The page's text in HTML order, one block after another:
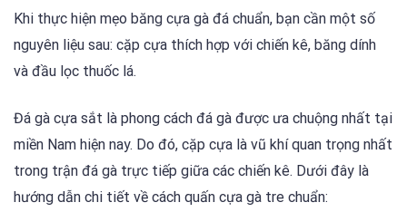
Khi thực hiện mẹo băng cựa gà đá chuẩn, bạn cần một số
nguyên liệu sau: cặp cựa thích hợp với chiến kê, băng dính
và đầu lọc thuốc lá.
Đá gà cựa sắt là phong cách đá gà được ưa chuộng nhất tại
miền Nam hiện nay. Do đó, cặp cựa là vũ khí quan trọng nhất
trong trận đá gà trực tiếp giữa các chiến kê. Dưới đây là
hướng dẫn chi tiết về cách quấn cựa gà tre chuẩn: